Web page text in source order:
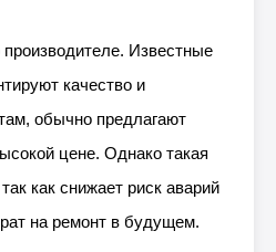
Известные
качество и
обычно предлагают
цене. Однако такая
как снижает риск аварий
на ремонт в будущем.